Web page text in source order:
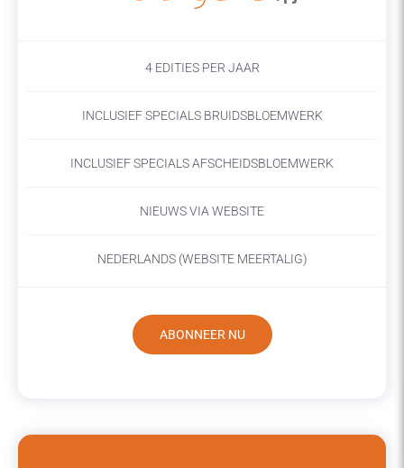
4 EDITIES PER JAAR
INCLUSIEF SPECIALS BRUIDSBLOEMWERK
INCLUSIEF SPECIALS AFSCHEIDSBLOEMWERK
NIEUWS VIA WEBSITE
NEDERLANDS (WEBSITE MEERTALIG)
ABONNEER NU